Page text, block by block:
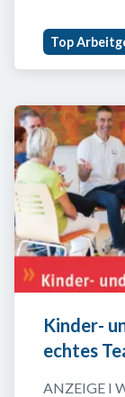
Top
Kinder-
echtes
ANZEIGE I